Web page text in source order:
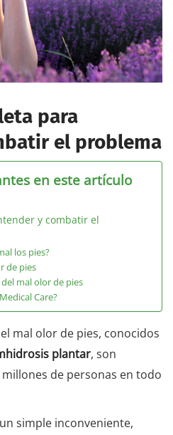
para
el problema
en este artículo
y combatir el
los pies?
de pies
mal olor de pies
Care?
mal olor de pies, conocidos
plantar, son
de personas en todo
simple inconveniente,